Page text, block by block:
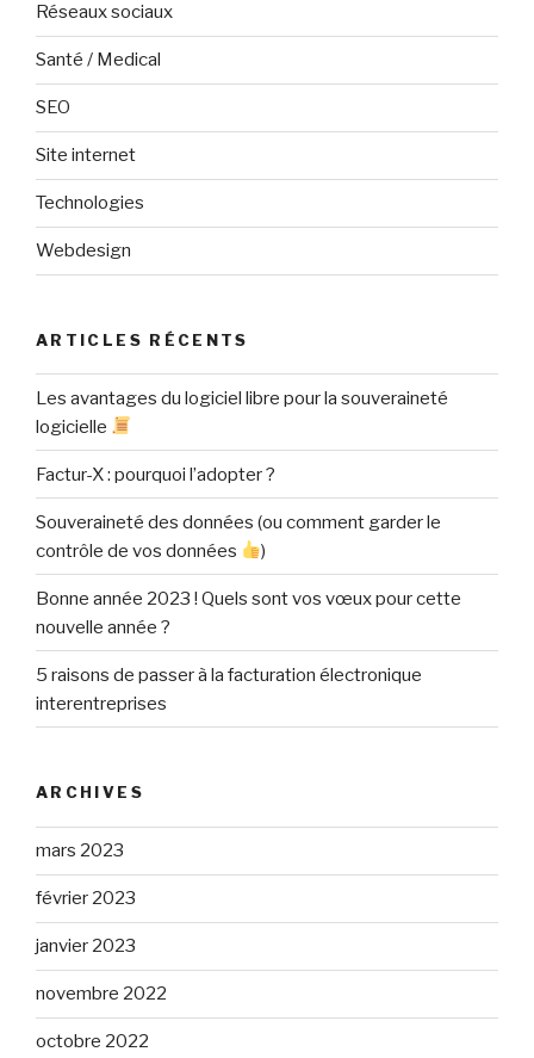
Réseaux sociaux
Santé / Medical
SEO
Site internet
Technologies
Webdesign
ARTICLES RÉCENTS
Les avantages du logiciel libre pour la souveraineté
logicielle
Factur-X : pourquoi l’adopter ?
Souveraineté des données (ou comment garder le
contrôle de vos données
)
Bonne année 2023 ! Quels sont vos vœux pour cette
nouvelle année ?
5 raisons de passer à la facturation électronique
interentreprises
ARCHIVES
mars 2023
février 2023
janvier 2023
novembre 2022
octobre 2022